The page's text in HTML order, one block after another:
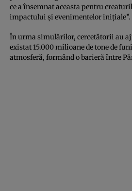
ce a însemnat aceasta pentru
impactului şi evenimentelor iniţiale”.
În urma simulărilor, cercetătorii au
existat 15.000 milioane de tone de
atmosferă, formând o barieră între